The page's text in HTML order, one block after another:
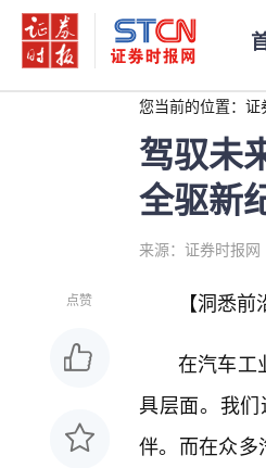
您当前的位置： 证
驾驭未
全驱新
来源：证券时报网
点赞 【洞悉
在汽车工
具层面。我
伴。而在众多